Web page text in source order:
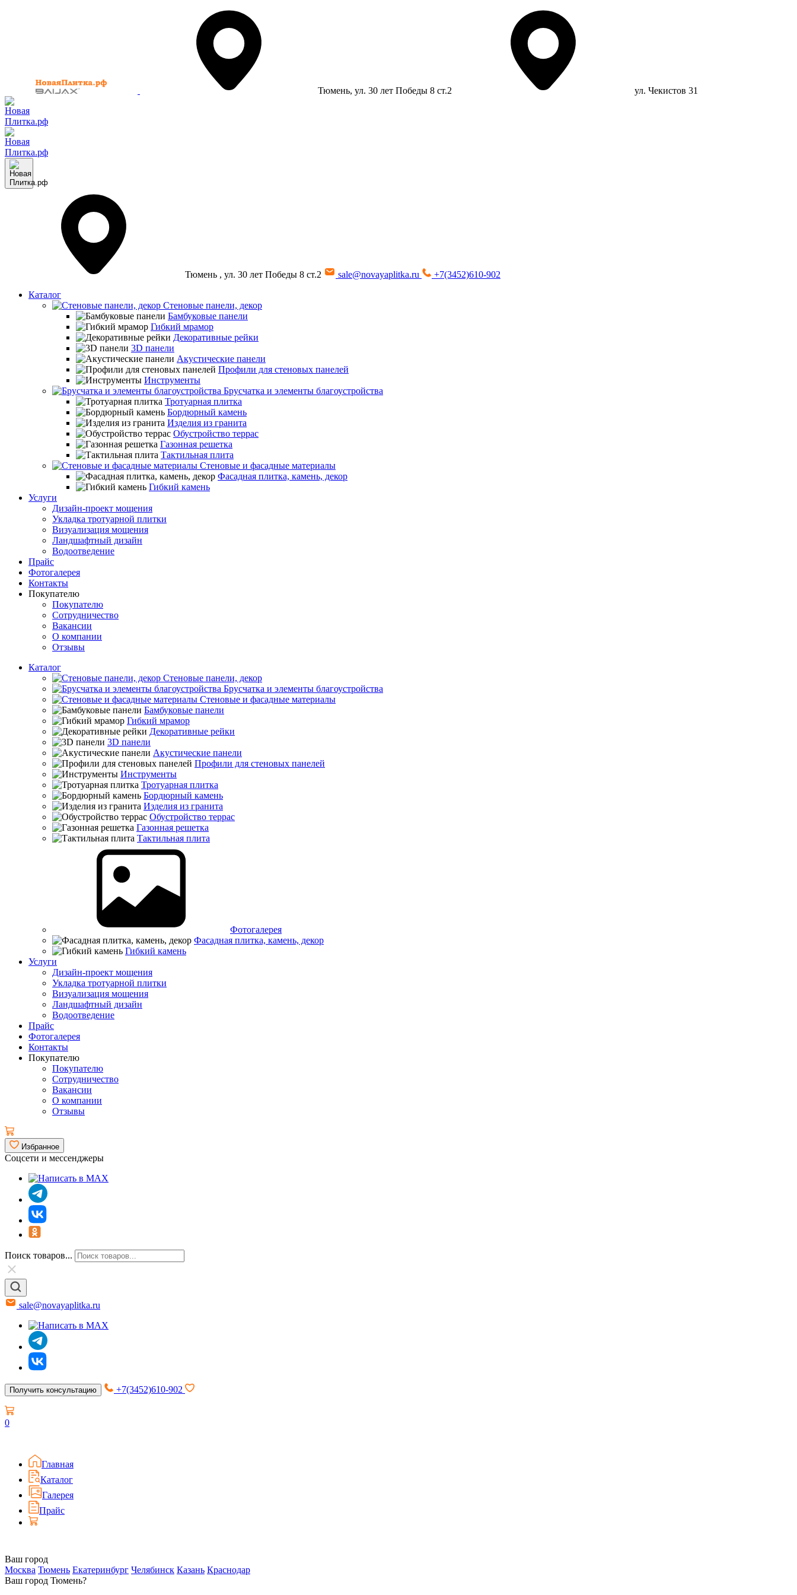
Тюмень, ул. 30 лет Победы 8 ст.2 ул. Чекистов 31
Тюмень , ул. 30 лет Победы 8 ст.2 sale@novayaplitka.ru
+7(3452)610-902
Каталог
Стеновые панели, декор
Бамбуковые панели
Гибкий мрамор
Декоративные рейки
3D панели
Акустические панели
Профили для стеновых панелей
Инструменты
Брусчатка и элементы благоустройства
Тротуарная плитка
Бордюрный камень
Изделия из гранита
Обустройство террас
Газонная решетка
Тактильная плита
Стеновые и фасадные материалы
Фасадная плитка, камень, декор
Гибкий камень
Услуги
Дизайн-проект мощения
Укладка тротуарной плитки
Визуализация мощения
Ландшафтный дизайн
Водоотведение
Прайс
Фотогалерея
Контакты
Покупателю
Покупателю
Сотрудничество
Вакансии
О компании
Отзывы
Каталог
Стеновые панели, декор
Брусчатка и элементы благоустройства
Стеновые и фасадные материалы
Бамбуковые панели
Гибкий мрамор
Декоративные рейки
3D панели
Акустические панели
Профили для стеновых панелей
Инструменты
Тротуарная плитка
Бордюрный камень
Изделия из гранита
Обустройство террас
Газонная решетка
Тактильная плита
Фотогалерея
Фасадная плитка, камень, декор
Гибкий камень
Услуги
Дизайн-проект мощения
Укладка тротуарной плитки
Визуализация мощения
Ландшафтный дизайн
Водоотведение
Прайс
Фотогалерея
Контакты
Покупателю
Покупателю
Сотрудничество
Вакансии
О компании
Отзывы
Избранное
Соцсети и мессенджеры
Поиск товаров...
sale@novayaplitka.ru
Получить консультацию +7(3452)610-902
0
Главная
Каталог
Галерея
Прайс
Ваш город
Москва Тюмень Екатеринбург Челябинск Казань Краснодар
Ваш город Тюмень?